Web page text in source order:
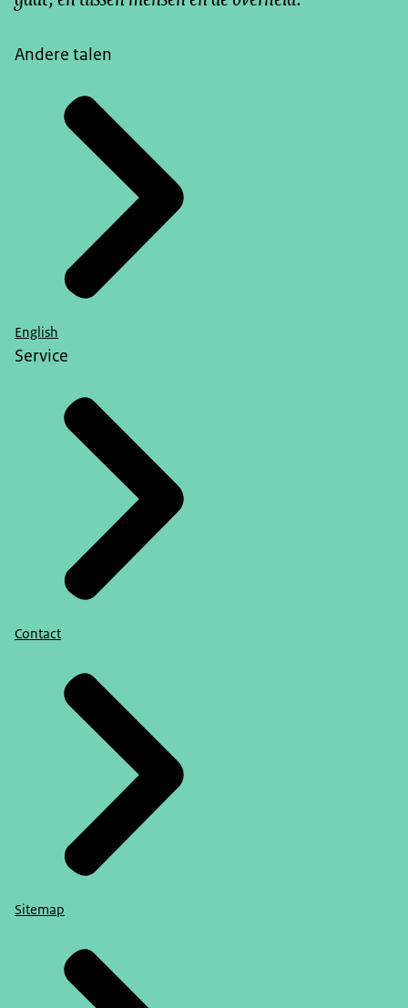
De werkende duizendpoot
Factsheet Platformisering en de kwaliteit van werk
Platformisering en de kwaliteit van werk
Werk in ontwikkeling?
Emancipatiemonitor 2020
Kansrijk integratiebeleid op de arbeidsmarkt
De sociale staat van Nederland 2020
De sociale staat van Nederland op hoofdlijnen.
werkenden editie 2
De brede baten van werk
Eindevaluatie van de participatiewet
Samenvatting Eindevaluatie van de Participatiewet
Arbeidsmarkt in kaart: werkgevers - editie 2
Andere talen
English
Service
Contact
Sitemap